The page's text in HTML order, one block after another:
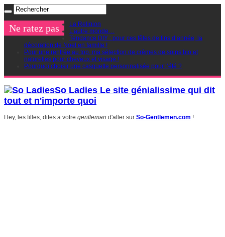
Ne ratez pas
La Religion
L’autre monde…
Tendance DIY : pour ces fêtes de fins d’année, la
décoration de Noel en famille !
Pour une rentrée au top, ma sélection de crèmes de soins bio et
naturelles pour cheveux et visage !
Pourquoi choisir une casquette personnalisée pour l’été ?
So Ladies Le site génialissime qui dit
tout et n'importe quoi
Hey, les filles, dites a votre gentleman d'aller sur So-Gentlemen.com !